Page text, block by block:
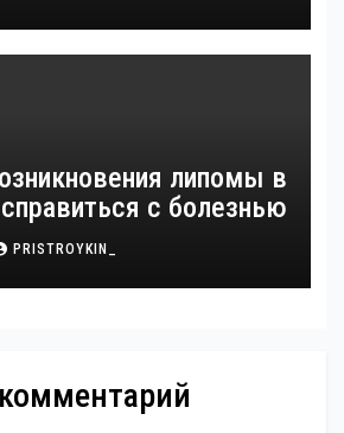
липомы в
с болезнью
PRISTROYKIN_